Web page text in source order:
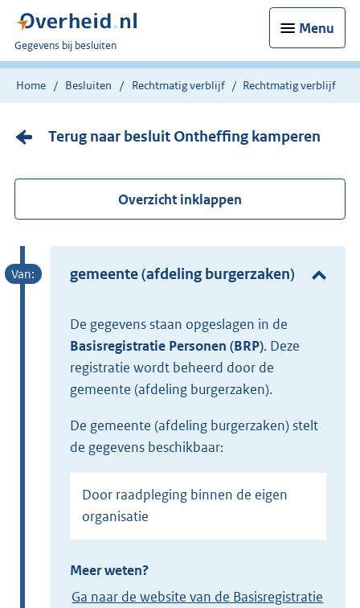
Menu
U
bent
nu
Gegevens bij besluiten
Home Besluiten Rechtmatig verblijf Rechtmatig verblijf
Terug naar besluit Ontheffing kamperen
Overzicht inklappen
gemeente (afdeling burgerzaken)
De gegevens staan opgeslagen in de
Basisregistratie Personen (BRP). Deze
registratie wordt beheerd door de
gemeente (afdeling burgerzaken).
de gemeente (afdeling burgerzaken) stelt
de gegevens beschikbaar:
Door raadpleging binnen de eigen
organisatie
Meer weten?
Ga naar de website van de Basisregistratie